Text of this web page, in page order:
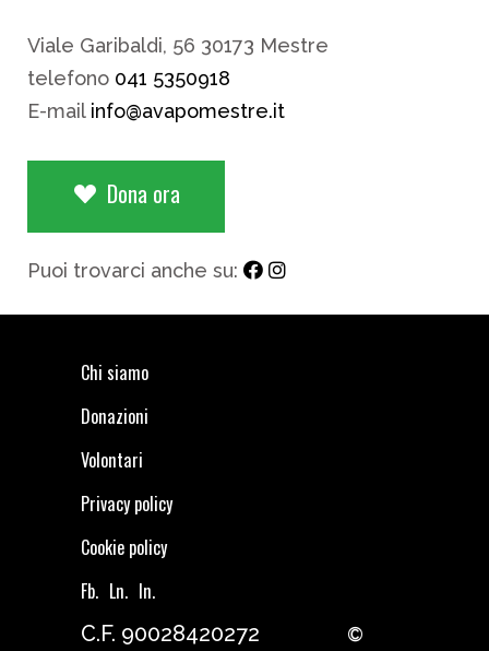
Viale Garibaldi, 56 30173 Mestre
telefono 041 5350918
E-mail info@avapomestre.it
Dona ora
Puoi trovarci anche su:
Chi siamo
Donazioni
Volontari
Privacy policy
Cookie policy
Fb. Ln. In.
C.F. 90028420272
©